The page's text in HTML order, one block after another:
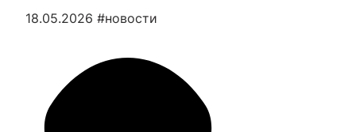
18.05.2026 #новости